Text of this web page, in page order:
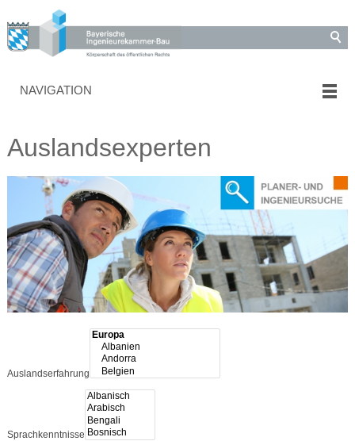
NAVIGATION
Auslandsexperten
Auslandserfahrung
Sprachkenntnisse